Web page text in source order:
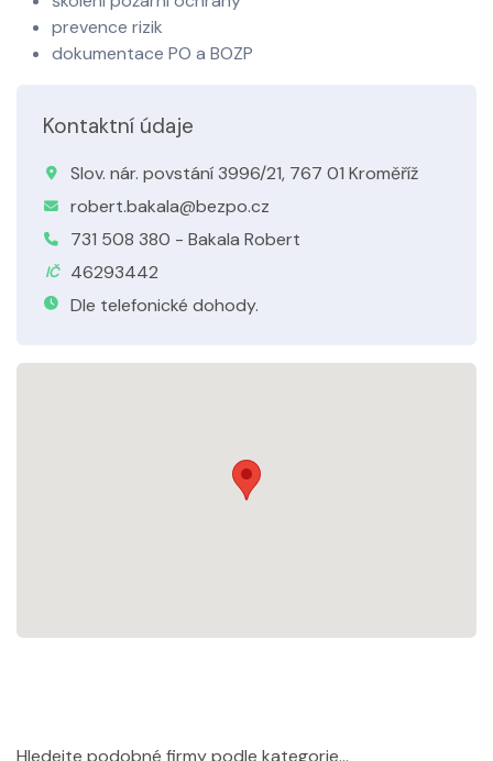
prevence rizik
dokumentace PO a BOZP
Kontaktní údaje
Slov. nár. povstání 3996/21, 767 01 Kroměříž
robert.bakala@bezpo.cz
731 508 380 - Bakala Robert
IČ
46293442
Dle telefonické dohody.
Hledejte podobné firmy podle kategorie...